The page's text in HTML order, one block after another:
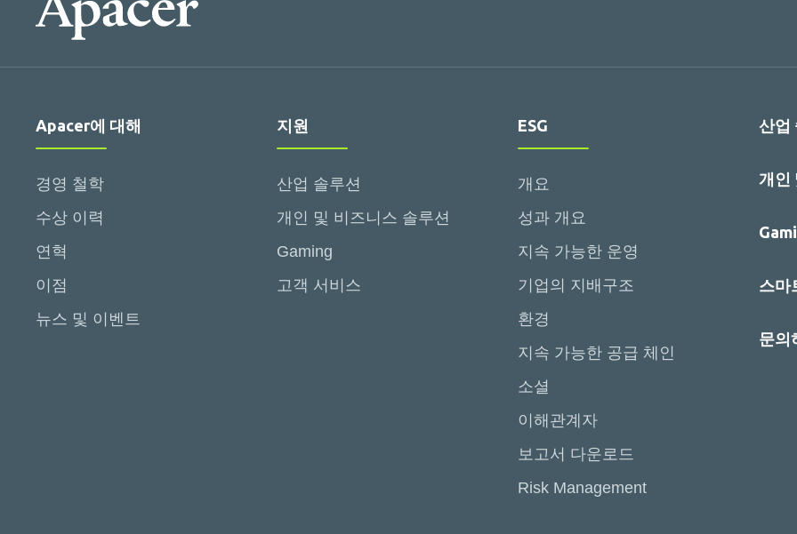
Apacer에 대해
경영 철학
수상 이력
연혁
이점
뉴스 및 이벤트
지원
산업 솔루션
개인 및 비즈니스 솔루션
Gaming
고객 서비스
ESG
개요
성과 개요
지속 가능한 운영
기업의 지배구조
환경
지속 가능한 공급 체인
소셜
이해관계자
보고서 다운로드
Risk Management
산업
개인
스마
문의